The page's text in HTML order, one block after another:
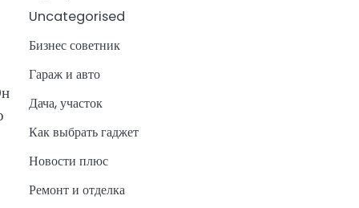
Uncategorised
Бизнес советник
Гараж и авто
Дача, участок
Как выбрать гаджет
Новости плюс
Ремонт и отделка